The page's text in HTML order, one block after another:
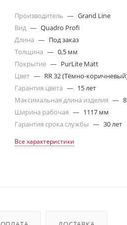
Производитель — Grand Line
Вид — Quadro Profi
Длина — Под заказ
Толщина — 0,5 мм
Покрытие — PurLite Matt
Цвет — RR 32 (Тёмно-
Гарантия цвета — 15 лет
Максимальная длина изделия —
Ширина рабочая — 1117 мм
Гарантия срока службы — 30 лет
Все характеристики